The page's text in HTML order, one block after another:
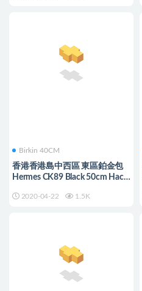
Birkin 40CM
香港香港島中西區 東區鉑金包
Hermes CK89 Black 50cm Hac
2020-04-22 1.5K